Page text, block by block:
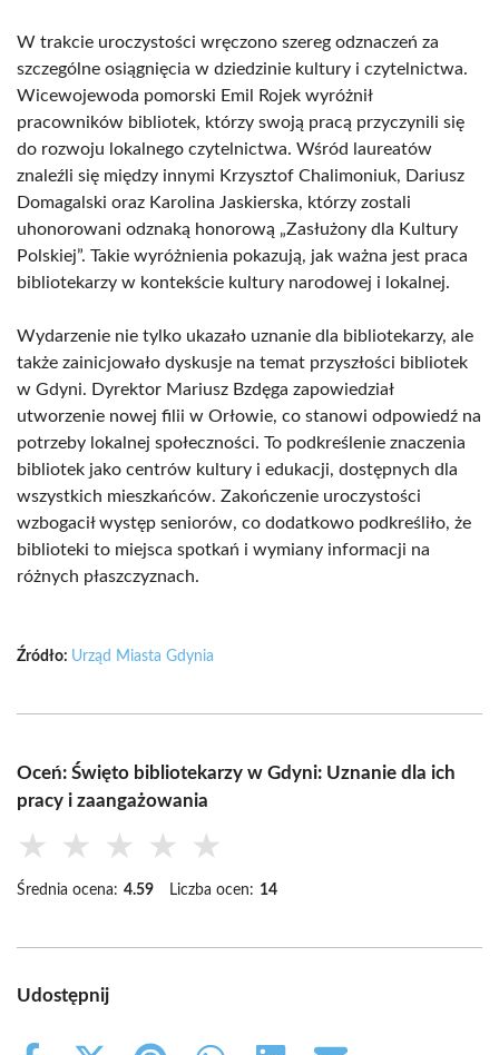
W trakcie uroczystości wręczono szereg odznaczeń za
szczególne osiągnięcia w dziedzinie kultury i czytelnictwa.
Wicewojewoda pomorski Emil Rojek wyróżnił
pracowników bibliotek, którzy swoją pracą przyczynili się
do rozwoju lokalnego czytelnictwa. Wśród laureatów
znaleźli się między innymi Krzysztof Chalimoniuk, Dariusz
Domagalski oraz Karolina Jaskierska, którzy zostali
uhonorowani odznaką honorową „Zasłużony dla Kultury
Polskiej”. Takie wyróżnienia pokazują, jak ważna jest praca
bibliotekarzy w kontekście kultury narodowej i lokalnej.
Wydarzenie nie tylko ukazało uznanie dla bibliotekarzy, ale
także zainicjowało dyskusje na temat przyszłości bibliotek
w Gdyni. Dyrektor Mariusz Bzdęga zapowiedział
utworzenie nowej filii w Orłowie, co stanowi odpowiedź na
potrzeby lokalnej społeczności. To podkreślenie znaczenia
bibliotek jako centrów kultury i edukacji, dostępnych dla
wszystkich mieszkańców. Zakończenie uroczystości
wzbogacił występ seniorów, co dodatkowo podkreśliło, że
biblioteki to miejsca spotkań i wymiany informacji na
różnych płaszczyznach.
Źródło: Urząd Miasta Gdynia
Oceń: Święto bibliotekarzy w Gdyni: Uznanie dla ich
pracy i zaangażowania
★ ★ ★ ★ ★
Średnia ocena: 4.59 Liczba ocen: 14
Udostępnij